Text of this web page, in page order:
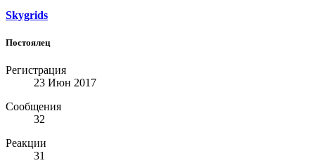
Skygrids
Постоялец
Регистрация
23 Июн 2017
Сообщения
32
Реакции
31